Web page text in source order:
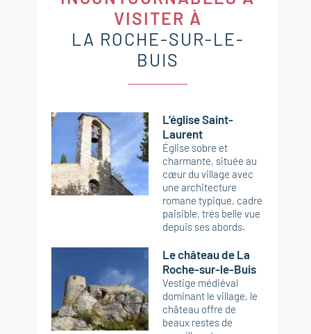
VISITER À
LA ROCHE-SUR-LE-
BUIS
L’église Saint-
Laurent
Église sobre et
charmante, située au
cœur du village avec
une architecture
romane typique, cadre
paisible, très belle vue
depuis ses abords.
Le château de La
Roche-sur-le-Buis
Vestige médiéval
dominant le village, le
château offre de
beaux restes de